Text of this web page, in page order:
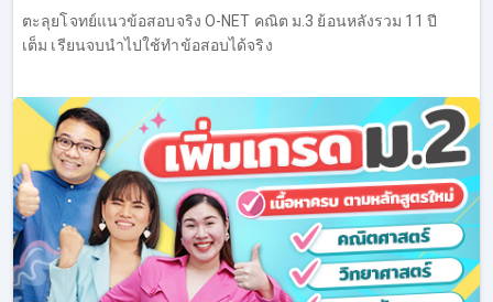
ตะลุยโจทย์แนวข้อสอบจริง O-NET คณิต ม.3 ย้อนหลังรวม 11 ปี
เต็ม เรียนจบนำไปใช้ทำข้อสอบได้จริง